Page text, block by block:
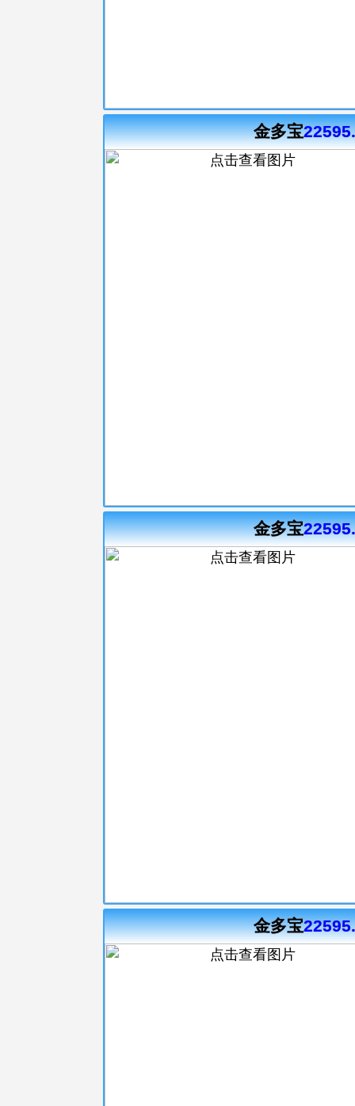
金多宝
金多宝
金多宝